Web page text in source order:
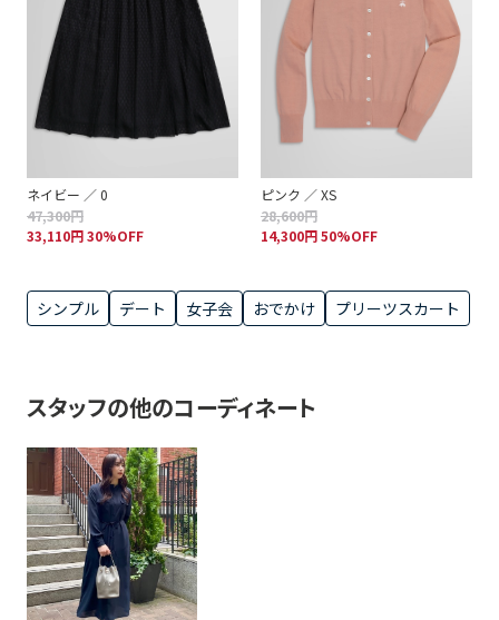
ネイビー ／ 0
47,300円
33,110円 30%OFF
ピンク ／ XS
28,600円
14,300円 50%OFF
シンプル デート 女子会 おでかけ プリーツスカート
スタッフの他のコーディネート